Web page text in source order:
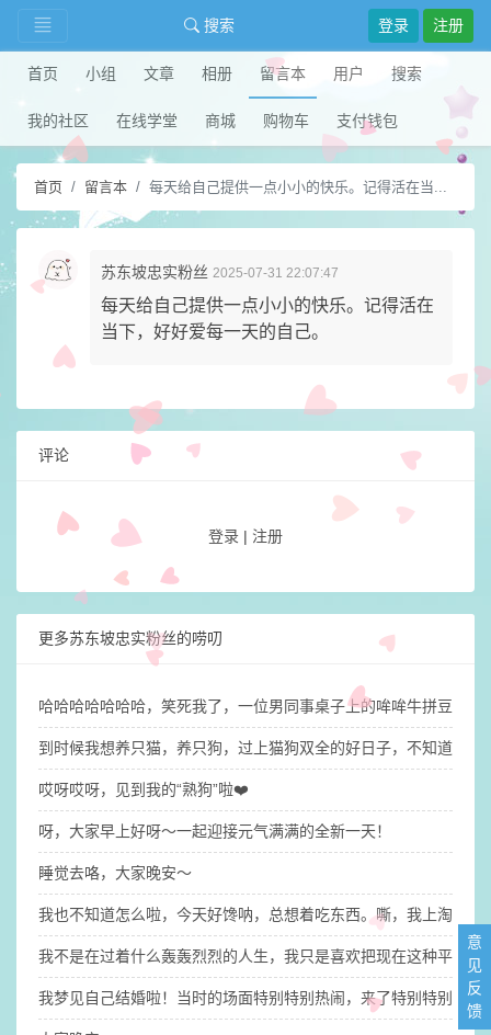
搜索 登录 注册
首页 小组 文章 相册 留言本 用户 搜索
我的社区 在线学堂 商城 购物车 支付钱包
首页 留言本 每天给自己提供一点小小的快乐。记得活在当...
苏东坡忠实粉丝 2025-07-31 22:07:47
每天给自己提供一点小小的快乐。记得活在
当下，好好爱每一天的自己。
评论
登录 | 注册
更多苏东坡忠实粉丝的唠叨
哈哈哈哈哈哈哈，笑死我了，一位男同事桌子上的哞哞牛拼豆有点
到时候我想养只猫，养只狗，过上猫狗双全的好日子，不知道我
哎呀哎呀，见到我的“熟狗”啦❤️
呀，大家早上好呀～一起迎接元气满满的全新一天！
睡觉去咯，大家晚安～
我也不知道怎么啦，今天好馋呐，总想着吃东西。嘶，我上淘宝
我不是在过着什么轰轰烈烈的人生，我只是喜欢把现在这种平平
我梦见自己结婚啦！​当时的场面特别特别热闹，来了特别特别多
意
见
反
馈